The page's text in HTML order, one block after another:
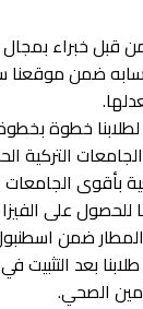
ضمن
بعد
الصحي.